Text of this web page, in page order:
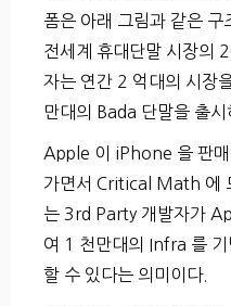
폼은 아래 그림과 같은
전세계 휴대단말 시장의
자는 연간 2 억대의 시장
만대의 Bada 단말을 출시
Apple 이 iPhone 을 판매
가면서 Critical Math 에
는 3rd Party 개발자가
여 1 천만대의 Infra 를
할 수 있다는 의미이다.